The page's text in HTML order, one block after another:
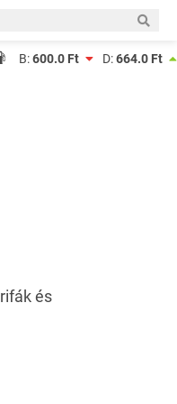
B:600.0 Ft D:664.0 Ft
és